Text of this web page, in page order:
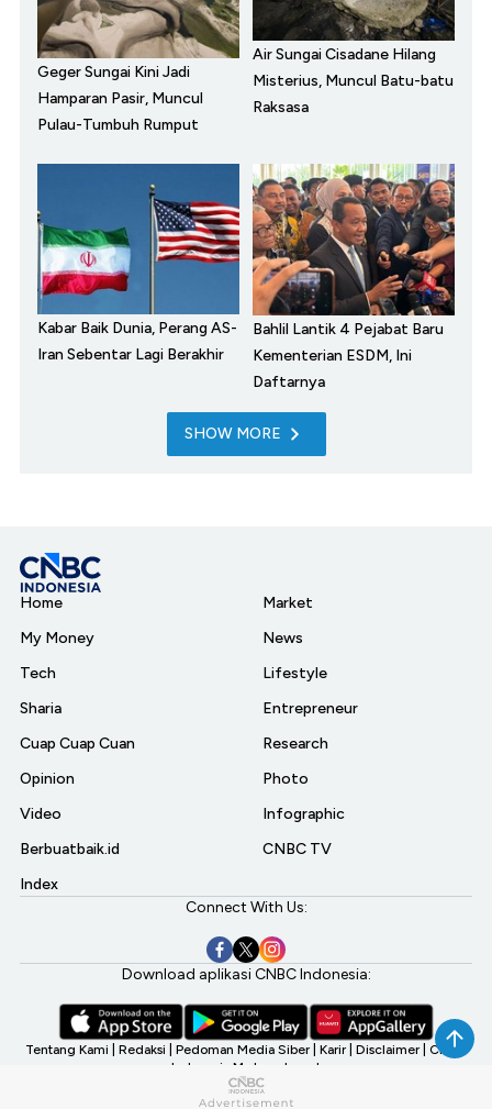
Geger Sungai Kini Jadi
Hamparan Pasir, Muncul
Pulau-Tumbuh Rumput
Air Sungai Cisadane Hilang
Misterius, Muncul Batu-batu
Raksasa
Kabar Baik Dunia, Perang AS-
Iran Sebentar Lagi Berakhir
Bahlil Lantik 4 Pejabat Baru
Kementerian ESDM, Ini
Daftarnya
SHOW MORE
Home
My Money
Tech
Sharia
Cuap Cuap Cuan
Opinion
Video
Berbuatbaik.id
Index
Market
News
Lifestyle
Entrepreneur
Research
Photo
Infographic
CNBC TV
Connect With Us:
Download aplikasi CNBC Indonesia:
Tentang Kami Redaksi Pedoman Media Siber Karir Disclaimer CNBC
Indonesia My Investment
©2026 CNBC Indonesia, A Transmedia Company